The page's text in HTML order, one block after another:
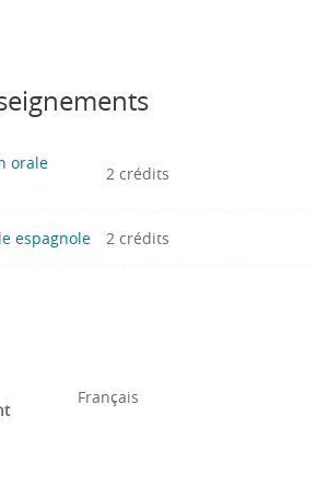
orale
2 crédits
espagnole 2 crédits
Français